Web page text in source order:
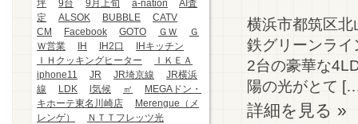
坪
9台 9月上旬 a-nation
AI査
定
ALSOK BUBBLE
CATV
CM
Facebook GOTO ＧＷ
Ｇ
Ｗ営業
IH IH2口
IHキッチン
ＩＨクッキングヒーター
ＩＫＥＡ
iphone11
JR JR埼京線
JR横浜
線
LDK l気候 ㎡
MEGAドン・
キホーテ東名川崎店
Merengue（メ
レンゲ）
ＮＴＴフレッツ光
横浜市都筑区
鉄グリーンラ
2台の豪華な
陽の光がとて
詳細を見る »